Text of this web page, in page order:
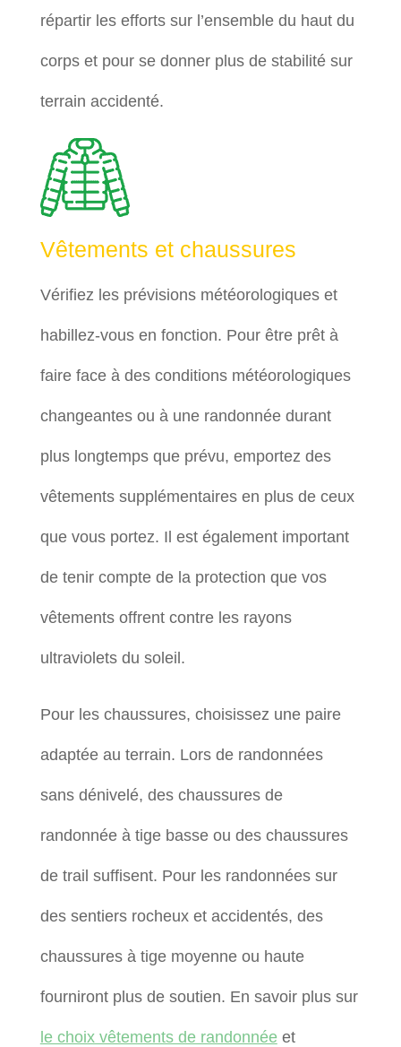
répartir les efforts sur l’ensemble du haut du
corps et pour se donner plus de stabilité sur
terrain accidenté.
Vêtements et chaussures
Vérifiez les prévisions météorologiques et
habillez-vous en fonction. Pour être prêt à
faire face à des conditions météorologiques
changeantes ou à une randonnée durant
plus longtemps que prévu, emportez des
vêtements supplémentaires en plus de ceux
que vous portez. Il est également important
de tenir compte de la protection que vos
vêtements offrent contre les rayons
ultraviolets du soleil.
Pour les chaussures, choisissez une paire
adaptée au terrain. Lors de randonnées
sans dénivelé, des chaussures de
randonnée à tige basse ou des chaussures
de trail suffisent. Pour les randonnées sur
des sentiers rocheux et accidentés, des
chaussures à tige moyenne ou haute
fourniront plus de soutien. En savoir plus sur
le choix vêtements de randonnéeet